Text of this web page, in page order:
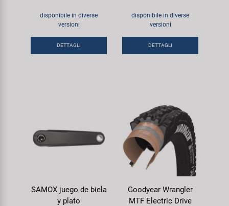
disponibile in diverse
versioni
DETTAGLI
disponibile in diverse
versioni
DETTAGLI
SAMOX juego de biela
y plato
Goodyear Wrangler
MTF Electric Drive